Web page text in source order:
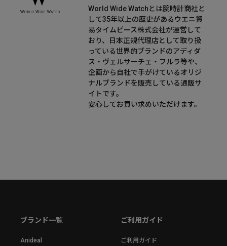
World Wide Watchとは腕時計商社と
して35年以上の歴史があるウエニ貿
易タイムピース株式会社が運営して
おり、日本正規代理店として取り扱
っている世界的ブランドのアディダ
ス・ヴェルサーチェ・フルラ等や、
企画から自社で手がけているオリジ
ナルブランドを販売している通販サ
イトです。
安心してお買い求めいただけます。
ブランド一覧
Anideal
ご利用ガイド
ご利用ガイド